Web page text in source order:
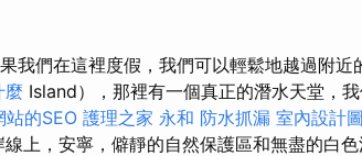
我們在這裡度假，我們可以輕鬆地越過附近
麼 Island），那裡有一個真正的潛水天堂，
的SEO 護理之家 永和 防水抓漏 室內設計圖
上，安寧，僻靜的自然保護區和無盡的白